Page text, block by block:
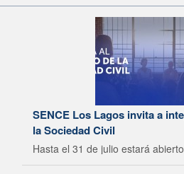
SENCE Los Lagos invita a
la Sociedad Civil
Hasta el 31 de julio estará